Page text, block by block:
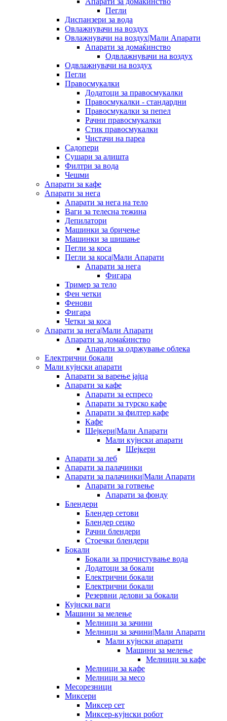
Пегли
Диспанзери за вода
Овлажнувачи на воздух
Овлажнувачи на воздух|Мали Апарати
Апарати за домаќинство
Одвлажнувачи на воздух
Одвлажнувачи на воздух
Пегли
Правосмукалки
Додатоци за правосмукалки
Правосмукалки - стандардни
Правосмукалки за пепел
Рачни правосмукалки
Стик правосмукалки
Чистачи на пареа
Садопери
Сушари за алишта
Филтри за вода
Чешми
Апарати за кафе
Апарати за нега
Апарати за нега на тело
Ваги за телесна тежина
Депилатори
Машинки за бричење
Машинки за шишање
Пегли за коса
Пегли за коса|Мали Апарати
Апарати за нега
Фигара
Тример за тело
Фен четки
Фенови
Фигара
Четки за коса
Апарати за нега|Мали Апарати
Апарати за домаќинство
Апарати за одржување облека
Електрични бокали
Мали кујнски апарати
Апарати за варење јајца
Апарати за кафе
Апарати за еспресо
Апарати за турско кафе
Апарати за филтер кафе
Кафе
Шејкери|Мали Апарати
Мали кујнски апарати
Шејкери
Апарати за леб
Апарати за палачинки
Апарати за палачинки|Мали Апарати
Апарати за готвење
Апарати за фонду
Блендери
Блендер сетови
Блендер сецко
Рачни блендери
Стоечки блендери
Бокали
Бокали за прочистување вода
Додатоци за бокали
Електрични бокали
Електрични бокали
Резервни делови за бокали
Кујнски ваги
Машини за мелење
Мелници за зачини
Мелници за зачини|Мали Апарати
Мали кујнски апарати
Машини за мелење
Мелници за кафе
Мелници за кафе
Мелници за месо
Месорезници
Миксери
Миксер сет
Миксер-кујнски робот